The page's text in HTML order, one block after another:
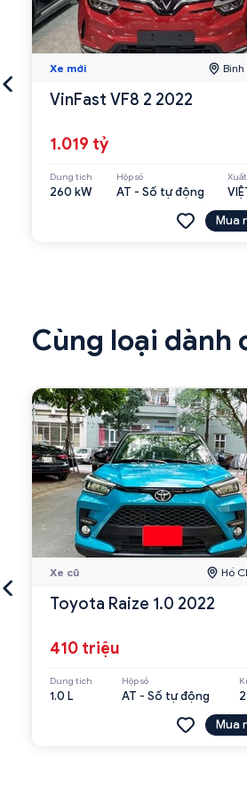
Xe mới
VinFast VF8 2 2022
1.019 tỷ
Dung tích
260 kW
Hộp số
AT - Số tự động
Mua
Cùng loại dành
Xe cũ Hồ
Toyota Raize 1.0 2022
410 triệu
Dung tích
1.0 L
Hộp số
AT - Số tự động
Mua